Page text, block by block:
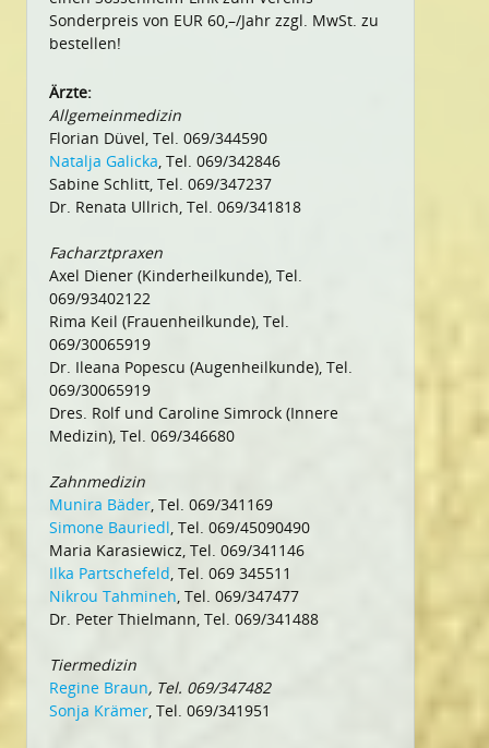
Sonderpreis von EUR 60,–/Jahr zzgl. MwSt. zu
bestellen!
Ärzte:
Allgemeinmedizin
Florian Düvel, Tel. 069/344590
Natalja Galicka, Tel. 069/342846
Sabine Schlitt, Tel. 069/347237
Dr. Renata Ullrich, Tel. 069/341818
Facharztpraxen
Axel Diener (Kinderheilkunde), Tel.
069/93402122
Rima Keil (Frauenheilkunde), Tel.
069/30065919
Dr. Ileana Popescu (Augenheilkunde), Tel.
069/30065919
Dres. Rolf und Caroline Simrock (Innere
Medizin), Tel. 069/346680
Zahnmedizin
Munira Bäder, Tel. 069/341169
Simone Bauriedl, Tel. 069/45090490
Maria Karasiewicz, Tel. 069/341146
Ilka Partschefeld, Tel. 069 345511
Nikrou Tahmineh, Tel. 069/347477
Dr. Peter Thielmann, Tel. 069/341488
Tiermedizin
Regine Braun, Tel. 069/347482
Sonja Krämer, Tel. 069/341951